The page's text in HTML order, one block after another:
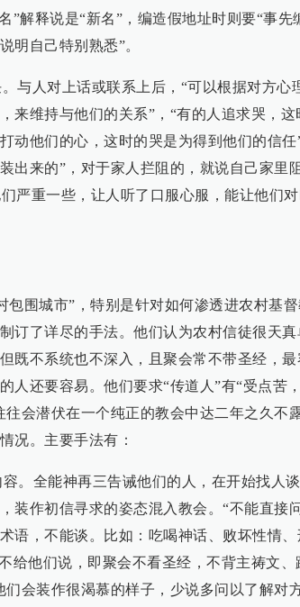
”解释说是“新名”，编造假地址时则要“事先
明自己特别熟悉”。
人对上话或联系上后，“可以根据对方心
来维持与他们的关系”，“有的人追求哭，这
动他们的心，这时的哭是为得到他们的信任
出来的”，对于家人拦阻的，就说自己家里
严重一些，让人听了口服心服，能让他们
城市”，特别是针对如何渗透进农村基督
订了详尽的手法。他们认为农村信徒很天真
既不系统也不深入，且聚会常不带圣经，最
人还要容易。他们要求“传道人”有“受点苦
会潜伏在一个纯正的教会中达二年之久不
况。主要手法有：
全能神再三告诫他们的人，在开始找人谈
装作初信寻求的姿态混入教会。“不能直接
语，不能谈。比如：吃喝神话、败坏性情、
给他们说，即聚会不看圣经，不背主祷文、
会装作很渴慕的样子，少说多问以了解对